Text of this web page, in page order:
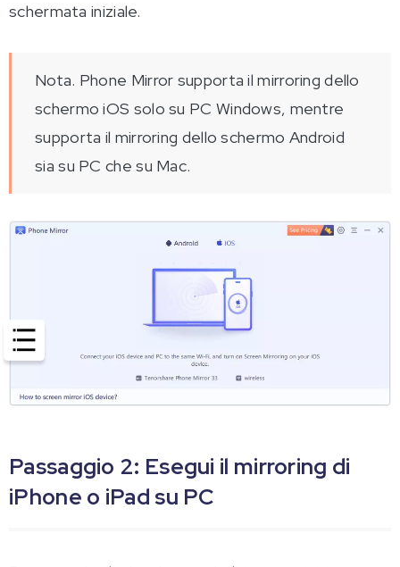
schermata iniziale.
Nota. Phone Mirror supporta il mirroring dello
schermo iOS solo su PC Windows, mentre
supporta il mirroring dello schermo Android
sia su PC che su Mac.
Passaggio 2: Esegui il mirroring di
iPhone o iPad su PC